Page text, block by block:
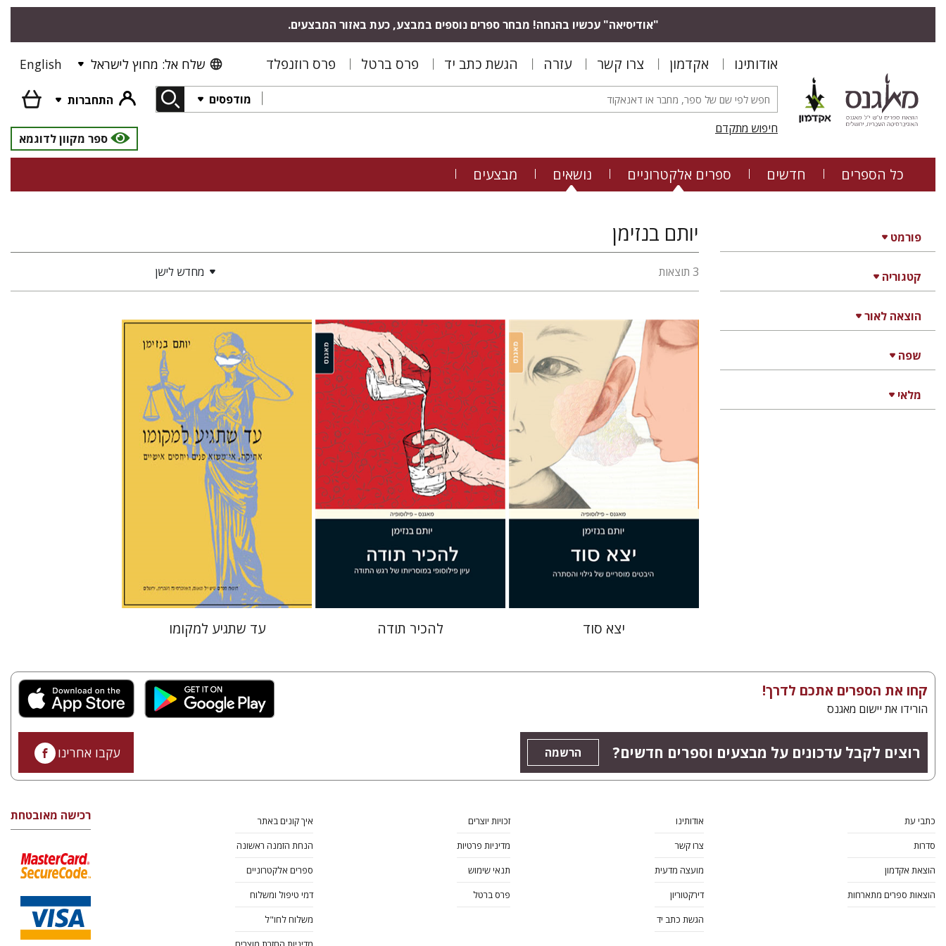
"אודיסיאה" עכשיו בהנחה! מבחר ספרים נוספים במבצע, כעת באזור המבצעים.
אודותינו אקדמון צרו קשר עזרה הגשת כתב יד פרס ברטל פרס רוזנפלד שלח אל: מחוץ לישראל English
מודפסים
התחברות
חיפוש מתקדם
ספר מקוון לדוגמא
כל הספרים חדשים ספרים אלקטרוניים נושאים מבצעים
פורמט
קטגוריה
הוצאה לאור
שפה
מלאי
יותם בנזימן
3 תוצאות מחדש לישן
יותם בנזימן
$21
$19
יצא סוד
יותם בנזימן
$21
$19
להכיר תודה
יותם בנזימן
הנחת אתר ספר מודפס
$30
$27
עד שתגיע למקומו
קחו את הספרים אתכם לדרך!
הורידו את יישום מאגנס
רוצים לקבל עדכונים על מבצעים וספרים חדשים? הרשמה עקבו אחרינו
כתבי עת
סדרות
הוצאת אקדמון
הוצאות ספרים מתארחות
אודותינו
צרו קשר
מועצה מדעית
דירקטוריון
הגשת כתב יד
זכויות יוצרים
מדיניות פרטיות
תנאי שימוש
פרס ברטל
איך קונים באתר
הנחת הזמנה ראשונה
ספרים אלקטרוניים
דמי טיפול ומשלוח
משלוח לחו"ל
רכישה מאובטחת